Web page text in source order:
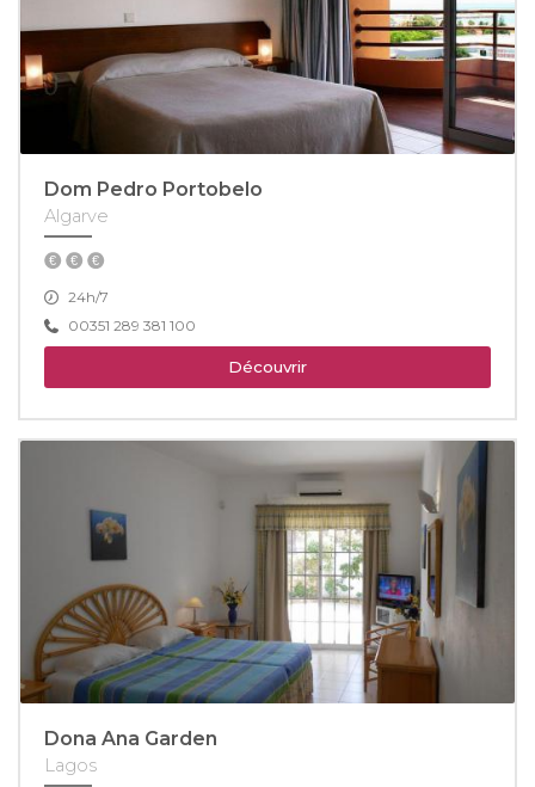
Dom Pedro Portobelo
Algarve
24h/7
00351 289 381 100
Découvrir
Dona Ana Garden
Lagos